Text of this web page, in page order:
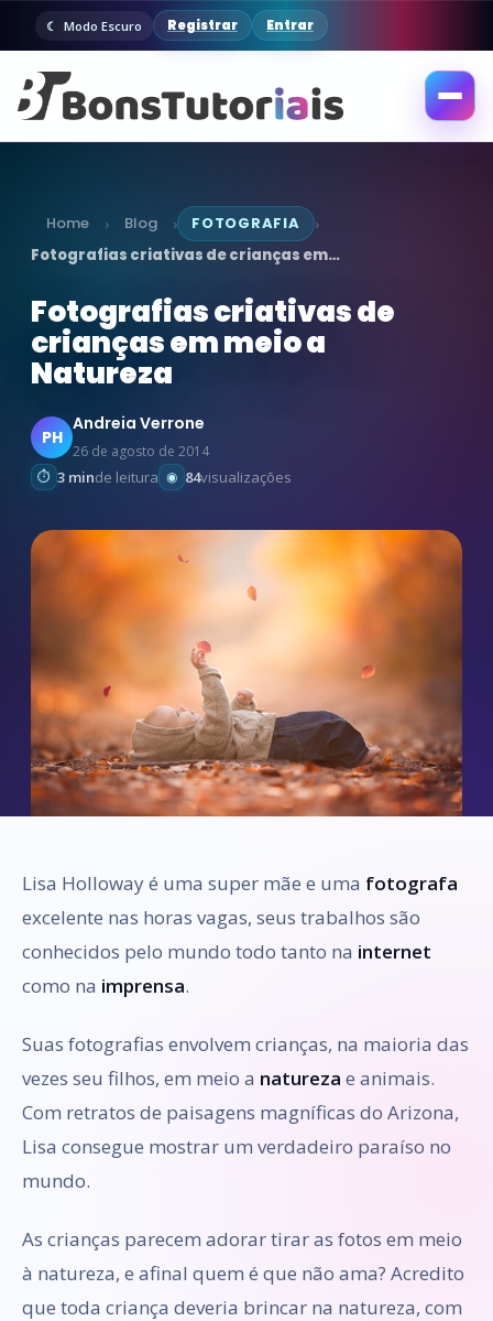
Modo Escuro Registrar Entrar
Abrir
Home › Blog › FOTOGRAFIA ›
Fotografias criativas de crianças em…
Fotografias criativas de
crianças em meio a
Natureza
PH
Andreia Verrone
26 de agosto de 2014
3 minde leitura 84visualizações
Lisa Holloway é uma super mãe e uma fotografa
excelente nas horas vagas, seus trabalhos são
conhecidos pelo mundo todo tanto na internet
como na imprensa.
Suas fotografias envolvem crianças, na maioria das
vezes seu filhos, em meio a natureza e animais.
Com retratos de paisagens magníficas do Arizona,
Lisa consegue mostrar um verdadeiro paraíso no
mundo.
As crianças parecem adorar tirar as fotos em meio
à natureza, e afinal quem é que não ama? Acredito
que toda criança deveria brincar na natureza, com